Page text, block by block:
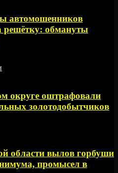
автомошенников
решётку: обмануты
округе оштрафовали
золотодобытчиков
области вылов горбуши
промысел в